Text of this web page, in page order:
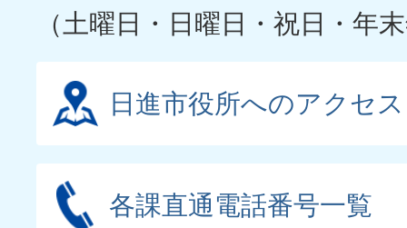
（土曜日・日曜日・祝日・年
日進市役所へのアクセス
各課直通電話番号一覧